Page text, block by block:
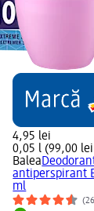
4,95 lei
0,05 l (99,00 lei
Balea
antiperspirant
ml